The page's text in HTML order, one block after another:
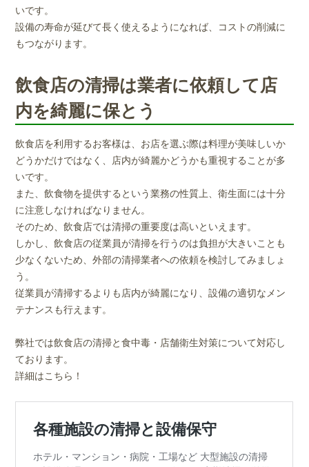
いです。
設備の寿命が延びて長く使えるようになれば、コストの削減に
もつながります。
飲食店の清掃は業者に依頼して店
内を綺麗に保とう
飲食店を利用するお客様は、お店を選ぶ際は料理が美味しいか
どうかだけではなく、店内が綺麗かどうかも重視することが多
いです。
また、飲食物を提供するという業務の性質上、衛生面には十分
に注意しなければなりません。
そのため、飲食店では清掃の重要度は高いといえます。
しかし、飲食店の従業員が清掃を行うのは負担が大きいことも
少なくないため、外部の清掃業者への依頼を検討してみましょ
う。
従業員が清掃するよりも店内が綺麗になり、設備の適切なメン
テナンスも行えます。
弊社では飲食店の清掃と食中毒・店舗衛生対策について対応し
ております。
詳細はこちら！